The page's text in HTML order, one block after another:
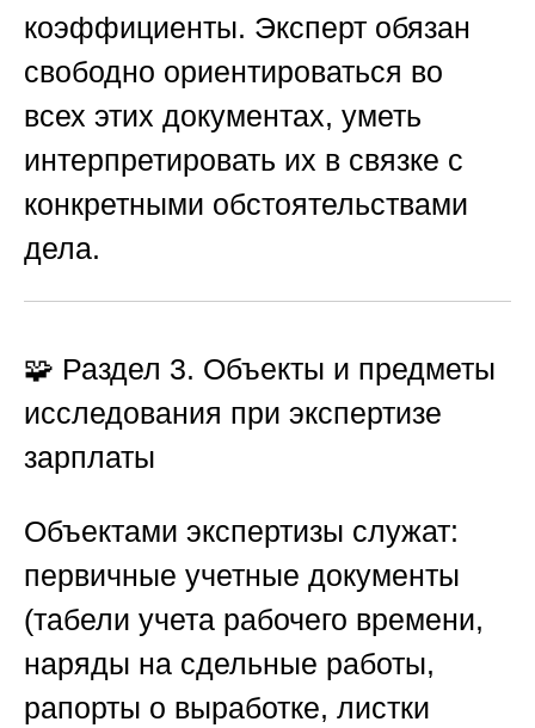
коэффициенты. Эксперт обязан
свободно ориентироваться во
всех этих документах, уметь
интерпретировать их в связке с
конкретными обстоятельствами
дела.
🧩 Раздел 3. Объекты и предметы
исследования при экспертизе
зарплаты
Объектами экспертизы служат:
первичные учетные документы
(табели учета рабочего времени,
наряды на сдельные работы,
рапорты о выработке, листки